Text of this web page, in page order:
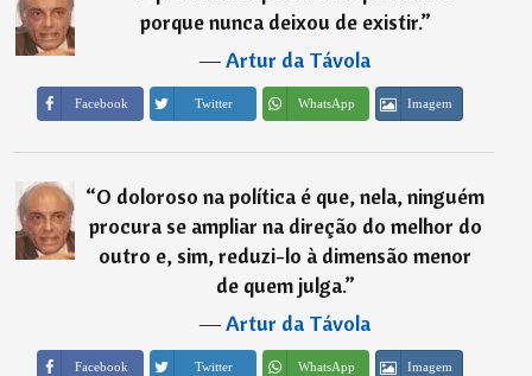
porque nunca deixou de existir.”
―Artur da Távola
Facebook Twitter WhatsApp Imagem
“O doloroso na política é que, nela, ninguém
procura se ampliar na direção do melhor do
outro e, sim, reduzi-lo à dimensão menor
de quem julga.”
―Artur da Távola
Facebook Twitter WhatsApp Imagem